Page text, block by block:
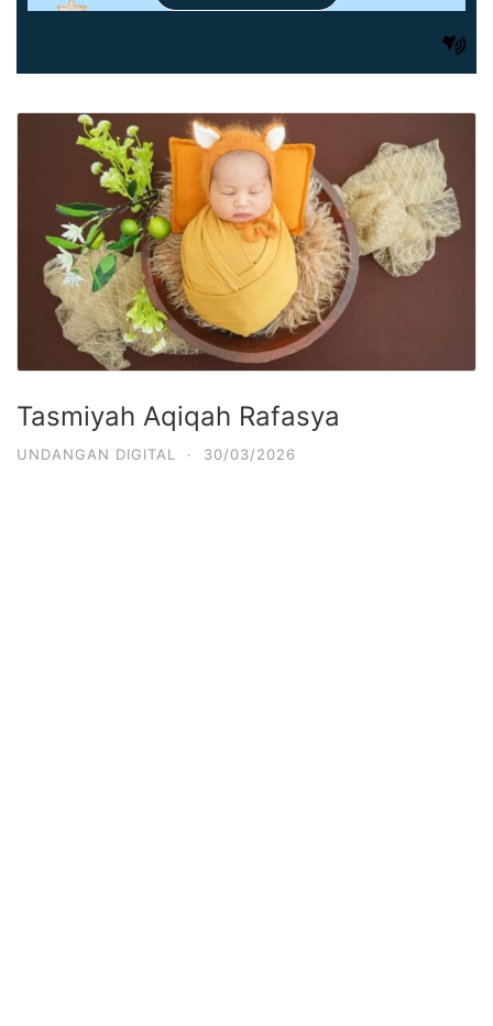
Tasmiyah Aqiqah Rafasya
UNDANGAN DIGITAL · 30/03/2026